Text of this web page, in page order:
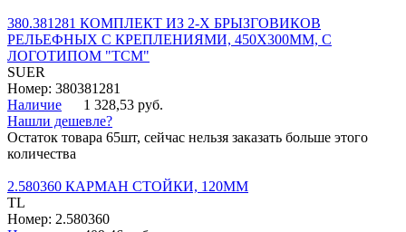
380.381281 КОМПЛЕКТ ИЗ 2-Х БРЫЗГОВИКОВ
РЕЛЬЕФНЫХ С КРЕПЛЕНИЯМИ, 450Х300ММ, С
ЛОГОТИПОМ "ТСМ"
SUER
Номер: 380381281
Наличие
1 328,53 руб.
Нашли дешевле?
Остаток товара 65шт, сейчас нельзя заказать больше этого
количества
2.580360 КАРМАН СТОЙКИ, 120ММ
TL
Номер: 2.580360